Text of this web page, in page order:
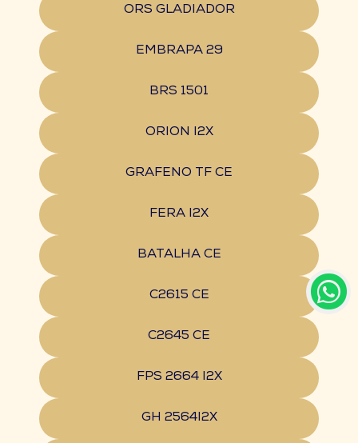
ORS GLADIADOR
EMBRAPA 29
BRS 1501
ORION I2X
GRAFENO TF CE
FERA I2X
BATALHA CE
C2615 CE
C2645 CE
FPS 2664 I2X
GH 2564I2X